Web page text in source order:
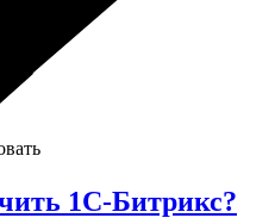
1С-Битрикс?